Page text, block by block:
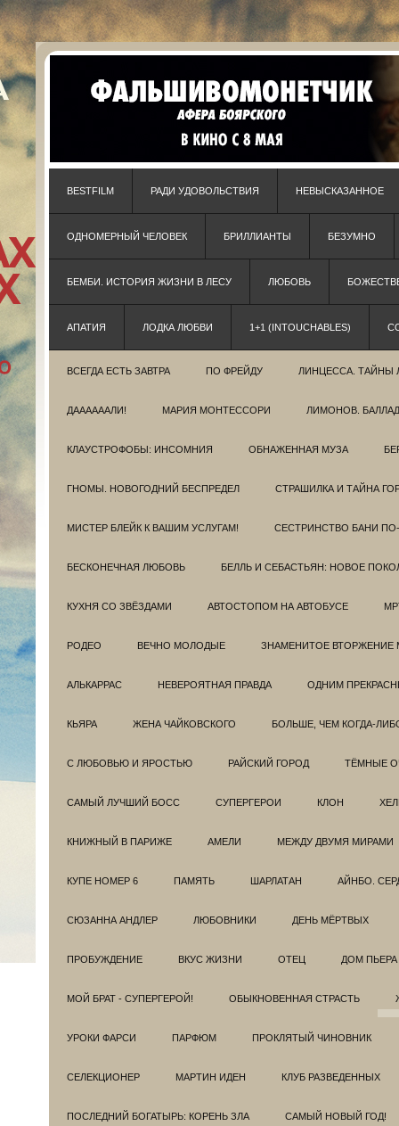
BESTFILM РАДИ УДОВОЛЬСТВИЯ НЕВЫСКАЗАННОЕ
ОДНОМЕРНЫЙ ЧЕЛОВЕК БРИЛЛИАНТЫ БЕЗУМНО
БЕМБИ. ИСТОРИЯ ЖИЗНИ В ЛЕСУ ЛЮБОВЬ
АПАТИЯ ЛОДКА ЛЮБВИ 1+1 (INTOUCHABLES)
ВСЕГДА ЕСТЬ ЗАВТРА ПО ФРЕЙДУ ЛИНЦЕССА. ТАЙНЫ
ДААААААЛИ! МАРИЯ МОНТЕССОРИ ЛИМОНОВ.
КЛАУСТРОФОБЫ: ИНСОМНИЯ ОБНАЖЕННАЯ МУЗА
ГНОМЫ. НОВОГОДНИЙ БЕСПРЕДЕЛ СТРАШИЛКА И ТАЙНА
МИСТЕР БЛЕЙК К ВАШИМ УСЛУГАМ! СЕСТРИНСТВО БАНИ
БЕСКОНЕЧНАЯ ЛЮБОВЬ БЕЛЛЬ И СЕБАСТЬЯН: НОВОЕ
КУХНЯ СО ЗВЁЗДАМИ АВТОСТОПОМ НА АВТОБУСЕ
РОДЕО ВЕЧНО МОЛОДЫЕ ЗНАМЕНИТОЕ ВТОРЖЕНИЕ
АЛЬКАРРАС НЕВЕРОЯТНАЯ ПРАВДА ОДНИМ
КЬЯРА ЖЕНА ЧАЙКОВСКОГО БОЛЬШЕ, ЧЕМ КОГДА-
С ЛЮБОВЬЮ И ЯРОСТЬЮ РАЙСКИЙ ГОРОД ТЁМНЫЕ
САМЫЙ ЛУЧШИЙ БОСС СУПЕРГЕРОИ КЛОН
КНИЖНЫЙ В ПАРИЖЕ АМЕЛИ МЕЖДУ ДВУМЯ МИРАМИ
КУПЕ НОМЕР 6 ПАМЯТЬ ШАРЛАТАН АЙНБО.
СЮЗАННА АНДЛЕР ЛЮБОВНИКИ ДЕНЬ МЁРТВЫХ
ПРОБУЖДЕНИЕ ВКУС ЖИЗНИ ОТЕЦ ДОМ ПЬЕРА
МОЙ БРАТ - СУПЕРГЕРОЙ! ОБЫКНОВЕННАЯ СТРАСТЬ
УРОКИ ФАРСИ ПАРФЮМ ПРОКЛЯТЫЙ ЧИНОВНИК
СЕЛЕКЦИОНЕР МАРТИН ИДЕН КЛУБ РАЗВЕДEННЫХ
ПОСЛЕДНИЙ БОГАТЫРЬ: КОРЕНЬ ЗЛА САМЫЙ НОВЫЙ ГОД!